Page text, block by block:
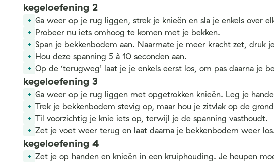
kegeloefening 2
Ga weer op je rug liggen, strek je knieën en sla je enkels over
Probeer nu iets omhoog te komen met je bekken.
Span je bekkenbodem aan. Naarmate je meer kracht zet, druk
Hou deze spanning 5 à 10 seconden aan.
Op de ‘terugweg’ laat je je enkels eerst los, om pas daarna je
kegeloefening 3
Ga weer op je rug liggen met opgetrokken knieën. Leg je
Trek je bekkenbodem stevig op, maar hou je zitvlak op de
Til voorzichtig je knie iets op, terwijl je de spanning vasthoudt.
Zet je voet weer terug en laat daarna je bekkenbodem weer
kegeloefening 4
Zet je op handen en knieën in een kruiphouding. Je heupen